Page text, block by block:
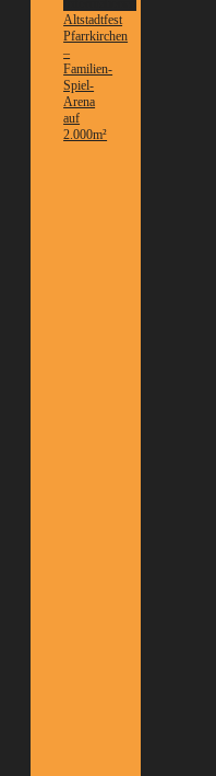
Altstadtfest
Pfarrkirchen
–
Familien-
Spiel-
Arena
auf
2.000m²